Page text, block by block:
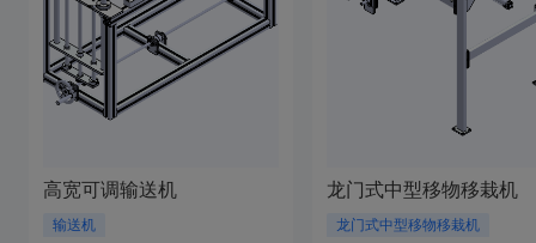
高宽可调输送机
输送机
龙门式中型移物移栽机
龙门式中型移物移栽机